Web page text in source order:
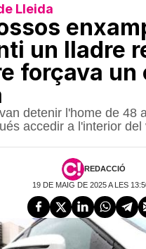
Lleida
un lladre
forçava un
detenir l'home de 48
accedir a l'interior del
REDACCIÓ
19 DE MAIG DE 2025 A LES